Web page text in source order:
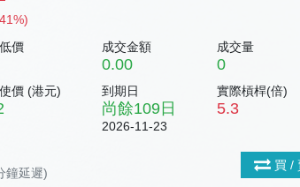
價 成交金額
0.00
成交量
0
價 (港元) 到期日
尚餘109日
2026-11-23
實際槓桿(倍)
5.3
鐘延遲)
買 /